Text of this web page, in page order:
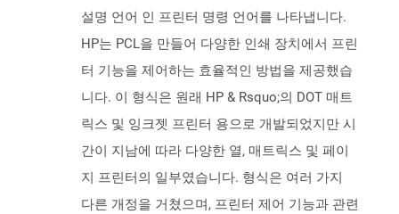
설명 언어 인 프린터 명령 언어를 나타냅니다.
HP는 PCL을 만들어 다양한 인쇄 장치에서 프린
터 기능을 제어하는 ​​효율적인 방법을 제공했습
니다. 이 형식은 원래 HP & Rsquo;의 DOT 매트
릭스 및 잉크젯 프린터 용으로 개발되었지만 시
간이 지남에 따라 다양한 열, 매트릭스 및 페이
지 프린터의 일부였습니다. 형식은 여러 가지
다른 개정을 거쳤으며, 프린터 제어 기능과 관련